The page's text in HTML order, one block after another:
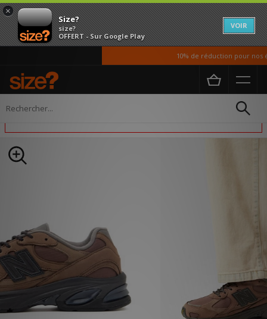
×
Size?
size?
OFFERT - Sur Google Play
VOIR
10% de réduction pour nos
Accueil Homme